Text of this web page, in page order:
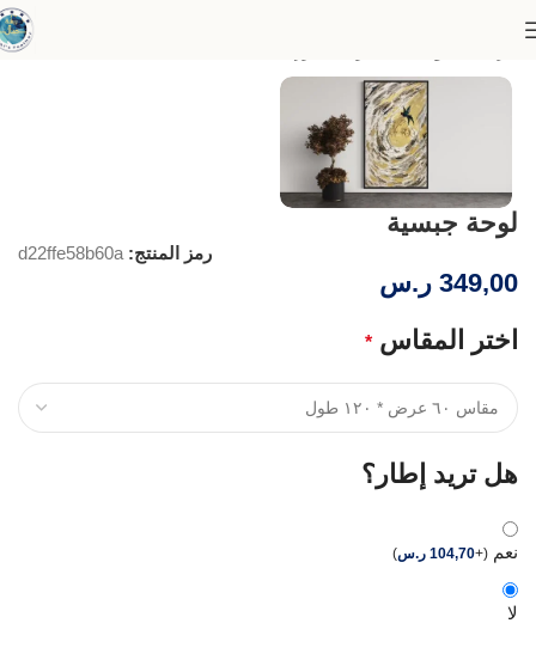
لوحة جبسية
رمز المنتج: d22ffe58b60a
349,00 ر.س
اختر المقاس *
هل تريد إطار؟
نعم (
+
104,70 ر.س)
لا